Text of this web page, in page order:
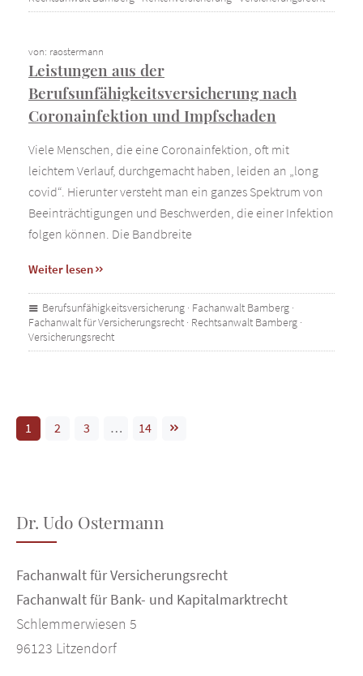
von: raostermann
Leistungen aus der
Berufsunfähigkeitsversicherung nach
Coronainfektion und Impfschaden
Viele Menschen, die eine Coronainfektion, oft mit
leichtem Verlauf, durchgemacht haben, leiden an „long
covid“. Hierunter versteht man ein ganzes Spektrum von
Beeinträchtigungen und Beschwerden, die einer Infektion
folgen können. Die Bandbreite
Weiter lesen
Berufsunfähigkeitsversicherung · Fachanwalt Bamberg ·
Fachanwalt für Versicherungsrecht · Rechtsanwalt Bamberg ·
Versicherungsrecht
1 2 3 … 14
Dr. Udo Ostermann
Fachanwalt für Versicherungsrecht
Fachanwalt für Bank- und Kapitalmarktrecht
Schlemmerwiesen 5
96123 Litzendorf